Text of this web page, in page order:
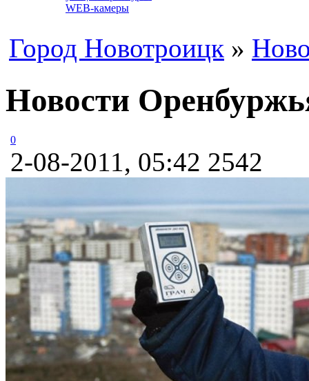
WEB-камеры
Город Новотроицк »
Новости
0
2-08-2011, 05:42 2542